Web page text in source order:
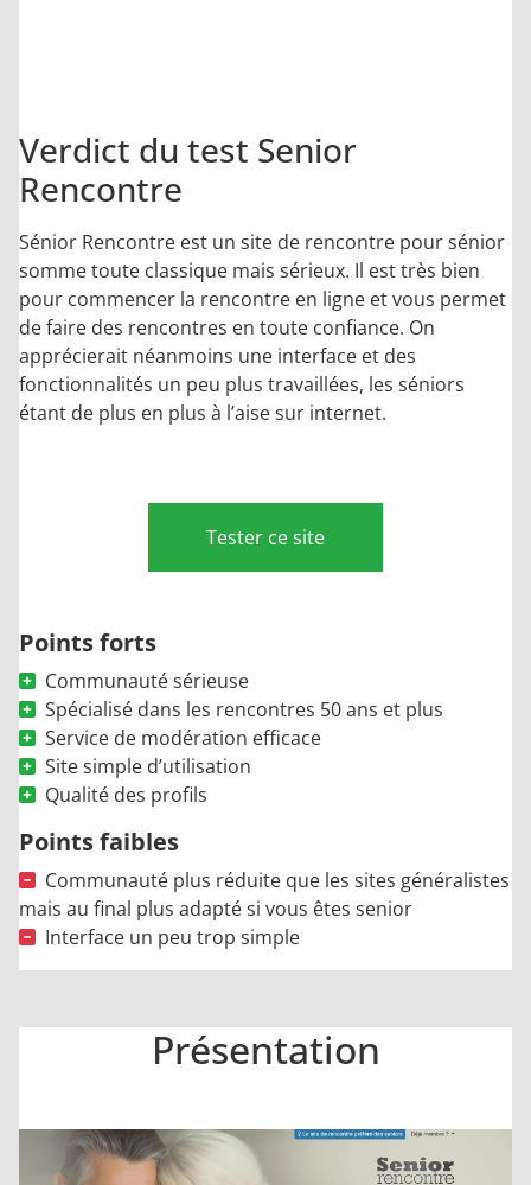
Verdict du test Senior
Rencontre
Sénior Rencontre est un site de rencontre pour sénior
somme toute classique mais sérieux. Il est très bien
pour commencer la rencontre en ligne et vous permet
de faire des rencontres en toute confiance. On
apprécierait néanmoins une interface et des
fonctionnalités un peu plus travaillées, les séniors
étant de plus en plus à l’aise sur internet.
Points forts
Communauté sérieuse
Spécialisé dans les rencontres 50 ans et plus
Service de modération efficace
Site simple d’utilisation
Qualité des profils
Points faibles
Communauté plus réduite que les sites généralistes
mais au final plus adapté si vous êtes senior
Interface un peu trop simple
Tester ce site
Présentation